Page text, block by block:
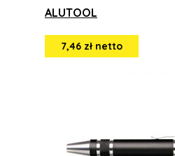
ALUTOOL
7,46 zł netto